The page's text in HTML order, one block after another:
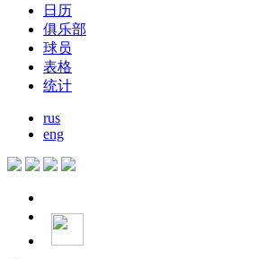
日历
俱乐部
球员
表格
统计
rus
eng